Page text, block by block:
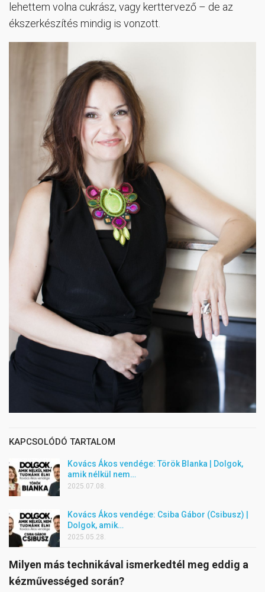
lehettem volna cukrász, vagy kerttervező – de az
ékszerkészítés mindig is vonzott.
KAPCSOLÓDÓ TARTALOM
Kovács Ákos vendége: Török BIanka | Dolgok,
amik nélkül nem…
2025.07.08.
Kovács Ákos vendége: Csiba Gábor (Csibusz) |
Dolgok, amik…
2025.05.28.
Milyen más technikával ismerkedtél meg eddig a
kézművességed során?